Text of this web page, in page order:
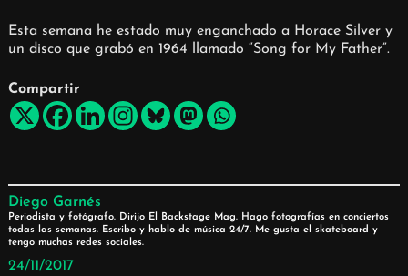
Esta semana he estado muy enganchado a Horace Silver y
un disco que grabó en 1964 llamado “Song for My Father”.
Compartir
Diego Garnés
Periodista y fotógrafo. Dirijo El Backstage Mag. Hago fotografías en conciertos
todas las semanas. Escribo y hablo de música 24/7. Me gusta el skateboard y
tengo muchas redes sociales.
24/11/2017